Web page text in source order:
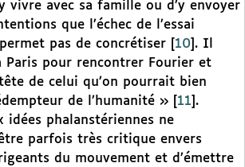
vivre avec sa famille ou d’y envoyer
que l’échec de l’essai
pas de concrétiser
10 . Il
Paris pour rencontrer Fourier et
de celui qu’on pourrait bien
de l’humanité »
11 .
idées phalanstériennes ne
parfois très critique envers
du mouvement et d’émettre